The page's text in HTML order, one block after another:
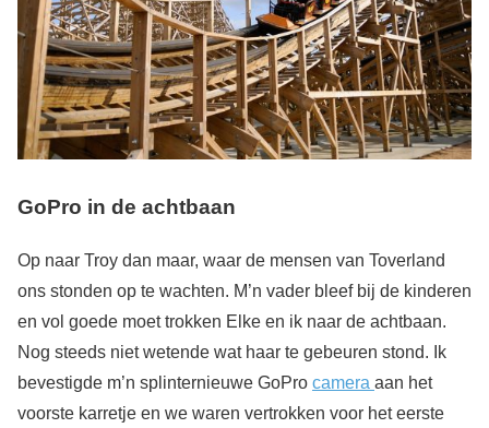
GoPro in de achtbaan
Op naar Troy dan maar, waar de mensen van Toverland
ons stonden op te wachten. M’n vader bleef bij de kinderen
en vol goede moet trokken Elke en ik naar de achtbaan.
Nog steeds niet wetende wat haar te gebeuren stond. Ik
bevestigde m’n splinternieuwe GoPro camera aan het
voorste karretje en we waren vertrokken voor het eerste